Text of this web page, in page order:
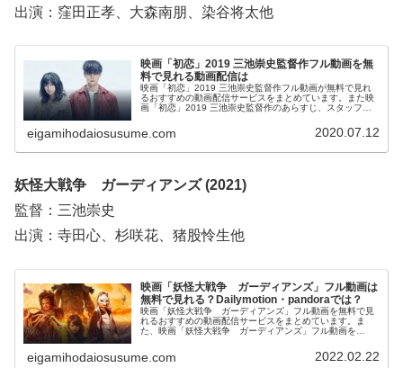
出演：窪田正孝、大森南朋、染谷将太他
映画「初恋」2019 三池崇史監督作フル動画を無
料で見れる動画配信は
映画「初恋」2019 三池崇史監督作フル動画が無料で見れ
るおすすめの動画配信サービスをまとめています。また映
画「初恋」2019 三池崇史監督作のあらすじ、スタッフ・
ビス選びや映画本編を見る前の予備知識として役立ててく
ださい。
eigamihodaiosusume.com 2020.07.12
妖怪大戦争 ガーディアンズ (2021)
監督：三池崇史
出演：寺田心、杉咲花、猪股怜生他
映画「妖怪大戦争 ガーディアンズ」フル動画は
無料で見れる？Dailymotion・pandoraでは？
映画「妖怪大戦争 ガーディアンズ」フル動画を無料で見
れるおすすめの動画配信サービスをまとめています。ま
た、映画「妖怪大戦争 ガーディアンズ」フル動画を
す。そして、映画「妖怪大戦争 ガーディアンズ」の作品
情報・あらすじについてもお伝えしていますので、動画配
eigamihodaiosusume.com 2022.02.22